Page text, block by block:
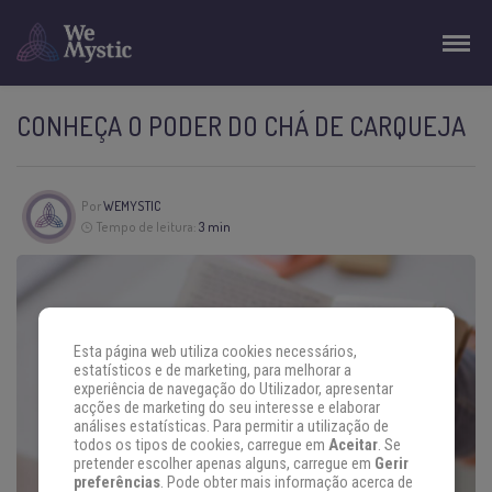
CONHEÇA O PODER DO CHÁ DE CARQUEJA
PorWEMYSTIC
Tempo de leitura: 3 min
Esta página web utiliza cookies necessários,
estatísticos e de marketing, para melhorar a
experiência de navegação do Utilizador, apresentar
acções de marketing do seu interesse e elaborar
análises estatísticas. Para permitir a utilização de
todos os tipos de cookies, carregue em Aceitar. Se
pretender escolher apenas alguns, carregue em Gerir
preferências. Pode obter mais informação acerca de